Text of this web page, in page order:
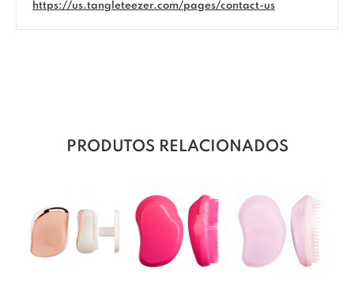
https://us.tangleteezer.com/pages/contact-us
PRODUTOS RELACIONADOS